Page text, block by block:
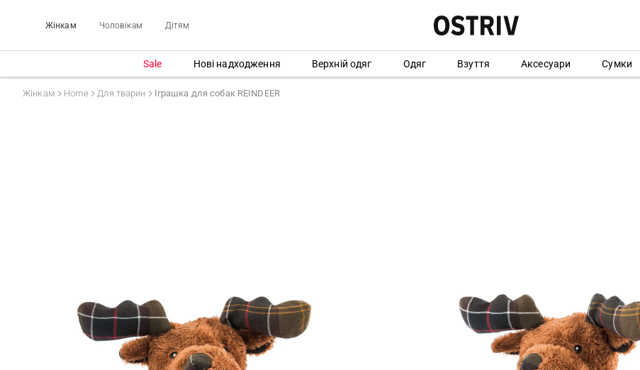
Жінкам Чоловікам Дітям
Sale Нові надходження Верхній одяг Одяг Взуття Аксесуари Сумки
Жінкам Home Для тварин Іграшка для собак REINDEER